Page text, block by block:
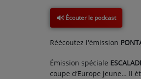
CRÉATIONS AUDIOVISUELLES
L'ŒIL DE L'OIE | PRÉSENTATION
VIDÉOS | L’ŒIL DE L'OIE
Écouter le podcast
Réécoutez l'émission
Émission spéciale
coupe d’Europe jeune… Il